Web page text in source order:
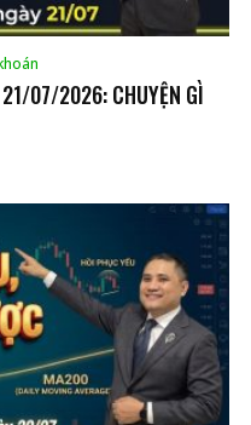
21/07/2026: CHUYỆN GÌ